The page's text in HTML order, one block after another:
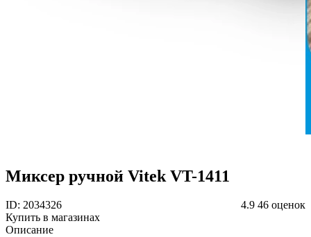
Миксер ручной Vitek VT-1411
ID: 2034326 4.9 46 оценок
Купить в магазинах
Описание